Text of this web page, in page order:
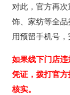
对此，官方再
饰、家纺等全
用预留手机号，
如果线下门店
凭证，拨打官
核实。